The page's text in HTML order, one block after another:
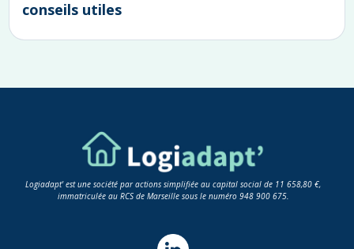
conseils utiles
Logiadapt' est une société par actions simplifiée au capital social de 11 658,80 €,
immatriculée au RCS de Marseille sous le numéro 948 900 675.